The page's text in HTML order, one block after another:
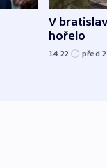
V
hořelo
14:22 před 2